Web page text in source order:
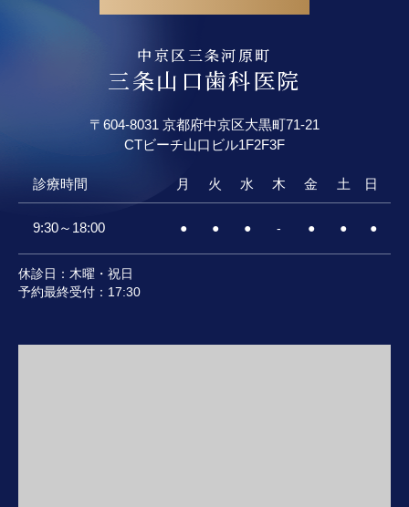
中京区三条河原町
三条山口歯科医院
〒604-8031 京都府中京区大黒町71-21
CTビーチ山口ビル1F2F3F
診療時間 月 火 水 木 金 土 日
9:30～18:00 ● ● ● - ● ● ●
休診日：木曜・祝日
予約最終受付：17:30